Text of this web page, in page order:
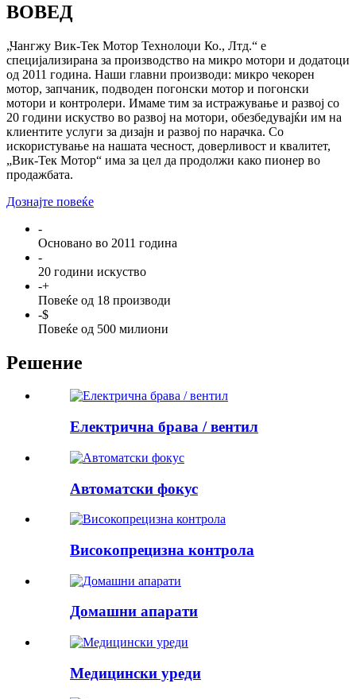
ВОВЕД
„Чангжу Вик-Тек Мотор Технолоџи Ко., Лтд.“ е
специјализирана за производство на микро мотори и додатоци
од 2011 година. Наши главни производи: микро чекорен
мотор, запчаник, подводен погонски мотор и погонски
мотори и контролери. Имаме тим за истражување и развој со
20 години искуство во развој на мотори, обезбедувајќи им на
клиентите услуги за дизајн и развој по нарачка. Со
искористување на нашата чесност, доверливост и квалитет,
„Вик-Тек Мотор“ има за цел да продолжи како пионер во
продажбата.
Дознајте повеќе
-
Основано во 2011 година
-
20 години искуство
-+
Повеќе од 18 производи
-$
Повеќе од 500 милиони
Решение
Електрична брава / вентил
Автоматски фокус
Високопрецизна контрола
Домашни апарати
Медицински уреди